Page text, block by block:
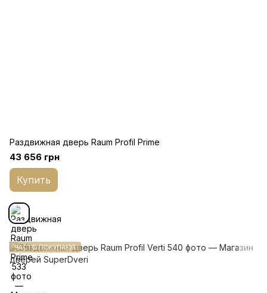
Раздвижная дверь Raum Profil Prime
43 656 грн
Купить
ЧАСТО ПОКУПАЮТ